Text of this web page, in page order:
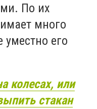
По их
много
уместно его
колесах, или
стакан